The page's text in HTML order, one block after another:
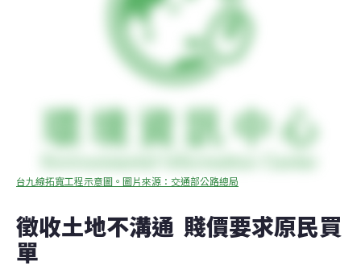
台九線拓寬工程示意圖。圖片來源：交通部公路總局
徵收土地不溝通  賤價要求原民買
單